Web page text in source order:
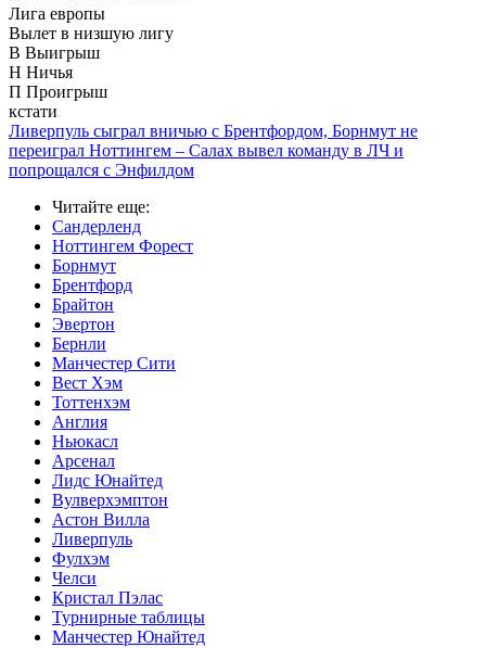
Лига европы
Вылет в низшую лигу
В Выигрыш
Н Ничья
П Проигрыш
кстати
Ливерпуль сыграл вничью с Брентфордом, Борнмут не
переиграл Ноттингем – Салах вывел команду в ЛЧ и
попрощался с Энфилдом
Читайте еще:
Сандерленд
Ноттингем Форест
Борнмут
Брентфорд
Брайтон
Эвертон
Бернли
Манчестер Сити
Вест Хэм
Тоттенхэм
Англия
Ньюкасл
Арсенал
Лидс Юнайтед
Вулверхэмптон
Астон Вилла
Ливерпуль
Фулхэм
Челси
Кристал Пэлас
Турнирные таблицы
Манчестер Юнайтед